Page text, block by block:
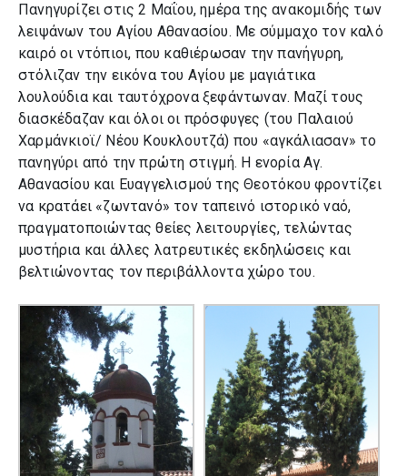
Πανηγυρίζει στις 2 Μαΐου, ημέρα της ανακομιδής των
λειψάνων του Αγίου Αθανασίου. Με σύμμαχο τον καλό
καιρό οι ντόπιοι, που καθιέρωσαν την πανήγυρη,
στόλιζαν την εικόνα του Αγίου με μαγιάτικα
λουλούδια και ταυτόχρονα ξεφάντωναν. Μαζί τους
διασκέδαζαν και όλοι οι πρόσφυγες (του Παλαιού
Χαρμάνκιοϊ/ Νέου Κουκλουτζά) που «αγκάλιασαν» το
πανηγύρι από την πρώτη στιγμή. Η ενορία Αγ.
Αθανασίου και Ευαγγελισμού της Θεοτόκου φροντίζει
να κρατάει «ζωντανό» τον ταπεινό ιστορικό ναό,
πραγματοποιώντας θείες λειτουργίες, τελώντας
μυστήρια και άλλες λατρευτικές εκδηλώσεις και
βελτιώνοντας τον περιβάλλοντα χώρο του.